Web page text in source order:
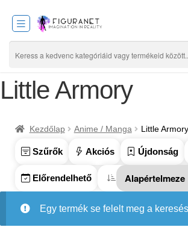
Little Armory
Kezdőlap Anime / Manga Little Armory
Szűrők Akciós Újdonság
Előrendelhető
Egy termék se felelt meg a